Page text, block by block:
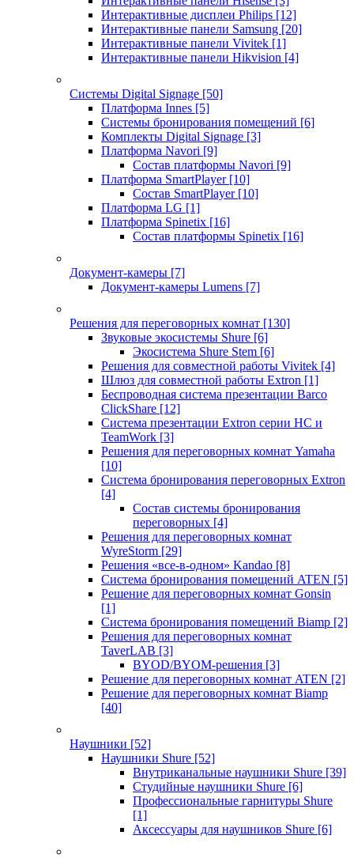
Интерактивные дисплеи Philips [12]
Интерактивные панели Samsung [20]
Интерактивные панели Vivitek [1]
Интерактивные панели Hikvision [4]
Системы Digital Signage [50]
Платформа Innes [5]
Системы бронирования помещений [6]
Комплекты Digital Signage [3]
Платформа Navori [9]
Состав платформы Navori [9]
Платформа SmartPlayer [10]
Состав SmartPlayer [10]
Платформа LG [1]
Платформа Spinetix [16]
Состав платформы Spinetix [16]
Документ-камеры [7]
Документ-камеры Lumens [7]
Решения для переговорных комнат [130]
Звуковые экосистемы Shure [6]
Экосистема Shure Stem [6]
Решения для совместной работы Vivitek [4]
Шлюз для совместной работы Extron [1]
Беспроводная система презентации Barco
ClickShare [12]
Система презентации Extron серии HC и
TeamWork [3]
Решения для переговорных комнат Yamaha
[10]
Система бронирования переговорных Extron
[4]
Состав системы бронирования
переговорных [4]
Решения для переговорных комнат
WyreStorm [29]
Решения «все-в-одном» Kandao [8]
Система бронирования помещений ATEN [5]
Решение для переговорных комнат Gonsin
[1]
Система бронирования помещений Biamp [2]
Решения для переговорных комнат
TaverLAB [3]
BYOD/BYOM-решения [3]
Решение для переговорных комнат ATEN [2]
Решение для переговорных комнат Biamp
[40]
Наушники [52]
Наушники Shure [52]
Внутриканальные наушники Shure [39]
Студийные наушники Shure [6]
Профессиональные гарнитуры Shure
[1]
Аксессуары для наушников Shure [6]